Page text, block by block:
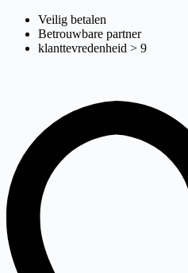
Atto acculader
naar
Veilig betalen
Betrouwbare partner
klanttevredenheid > 9